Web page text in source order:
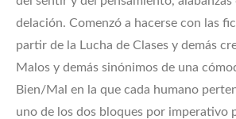
delación. Comenzó a hacerse con las
partir de la Lucha de Clases y demás
Malos y demás sinónimos de una
Bien/Mal en la que cada humano
uno de los dos bloques por imperativo